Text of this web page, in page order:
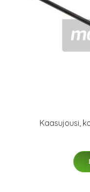
Kaasujousi,